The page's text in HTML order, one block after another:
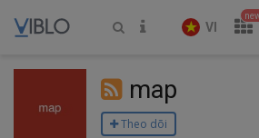
VI
map
Theo dõi